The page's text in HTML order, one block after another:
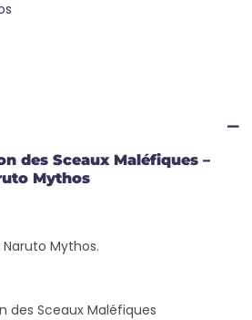
des Sceaux Maléfiques –
Mythos
Mythos.
des Sceaux Maléfiques